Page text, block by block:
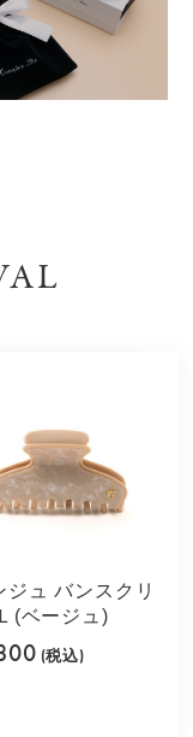
ジュ バンスクリ
(ベージュ)
(税込)